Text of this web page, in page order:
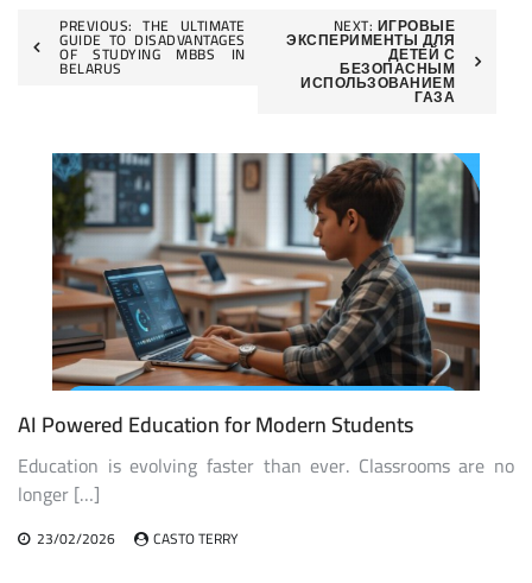
Post
navigation
PREVIOUS: THE ULTIMATE
GUIDE TO DISADVANTAGES
OF STUDYING MBBS IN
BELARUS
NEXT: ИГРОВЫЕ
ЭКСПЕРИМЕНТЫ ДЛЯ
ДЕТЕЙ С
БЕЗОПАСНЫМ
ИСПОЛЬЗОВАНИЕМ
ГАЗА
AI Powered Education for Modern Students
Education is evolving faster than ever. Classrooms are no
longer […]
23/02/2026 CASTO TERRY